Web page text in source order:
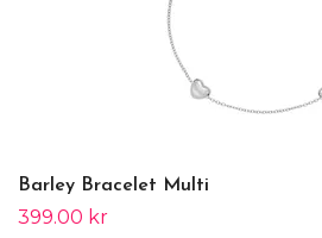
Barley Bracelet Multi
399.00 kr